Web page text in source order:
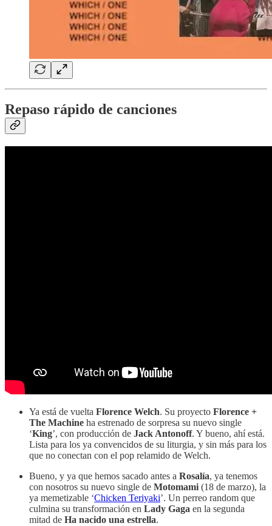
Repaso rápido de canciones
Ya está de vuelta Florence Welch. Su proyecto Florence +
The Machine ha estrenado de sorpresa su nuevo single
‘King’, con producción de Jack Antonoff. Y bueno, ahí está.
Lista para los ya convencidos de su liturgia, y sin más para los
que no conectan con el pop relamido de Welch.
Bueno, y ya que hemos sacado antes a Rosalía, ya tenemos
con nosotros su nuevo single de Motomami (18 de marzo), la
ya memetizable ‘Chicken Teriyaki’. Un perreo random que
culmina su transformación en Lady Gaga en la segunda
mitad de Ha nacido una estrella.